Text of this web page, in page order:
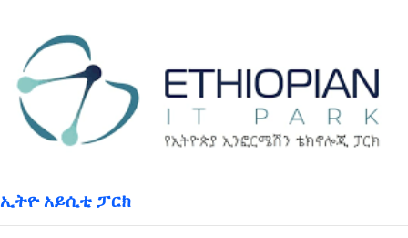
ኢትዮ አይሲቲ ፓርክ